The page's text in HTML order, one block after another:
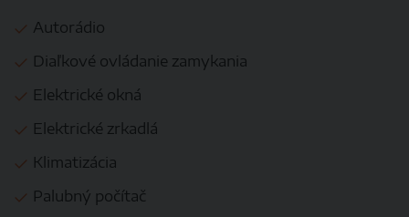
Autorádio
Diaľkové ovládanie zamykania
Elektrické okná
Elektrické zrkadlá
Klimatizácia
Palubný počítač